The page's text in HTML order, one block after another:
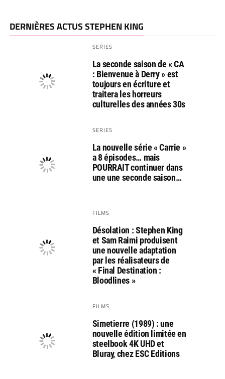
DERNIÈRES ACTUS STEPHEN KING
SERIES
La seconde saison de « CA
: Bienvenue à Derry » est
toujours en écriture et
traitera les horreurs
culturelles des années 30s
SERIES
La nouvelle série « Carrie »
a 8 épisodes… mais
POURRAIT continuer dans
une une seconde saison…
FILMS
Désolation : Stephen King
et Sam Raimi produisent
une nouvelle adaptation
par les réalisateurs de
« Final Destination :
Bloodlines »
FILMS
Simetierre (1989) : une
nouvelle édition limitée en
steelbook 4K UHD et
Bluray, chez ESC Editions